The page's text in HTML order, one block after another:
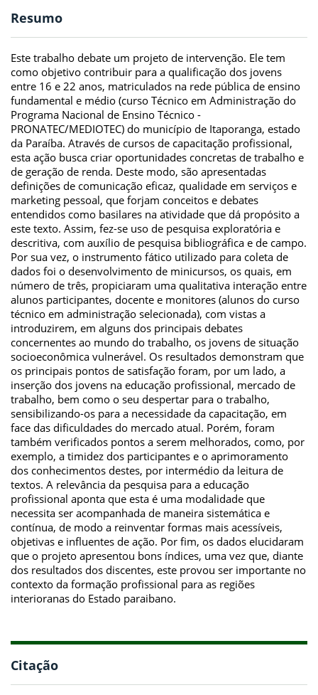
Resumo
Este trabalho debate um projeto de intervenção. Ele tem
como objetivo contribuir para a qualificação dos jovens
entre 16 e 22 anos, matriculados na rede pública de ensino
fundamental e médio (curso Técnico em Administração do
Programa Nacional de Ensino Técnico -
PRONATEC/MEDIOTEC) do município de Itaporanga, estado
da Paraíba. Através de cursos de capacitação profissional,
esta ação busca criar oportunidades concretas de trabalho e
de geração de renda. Deste modo, são apresentadas
definições de comunicação eficaz, qualidade em serviços e
marketing pessoal, que forjam conceitos e debates
entendidos como basilares na atividade que dá propósito a
este texto. Assim, fez-se uso de pesquisa exploratória e
descritiva, com auxílio de pesquisa bibliográfica e de campo.
Por sua vez, o instrumento fático utilizado para coleta de
dados foi o desenvolvimento de minicursos, os quais, em
número de três, propiciaram uma qualitativa interação entre
alunos participantes, docente e monitores (alunos do curso
técnico em administração selecionada), com vistas a
introduzirem, em alguns dos principais debates
concernentes ao mundo do trabalho, os jovens de situação
socioeconômica vulnerável. Os resultados demonstram que
os principais pontos de satisfação foram, por um lado, a
inserção dos jovens na educação profissional, mercado de
trabalho, bem como o seu despertar para o trabalho,
sensibilizando-os para a necessidade da capacitação, em
face das dificuldades do mercado atual. Porém, foram
também verificados pontos a serem melhorados, como, por
exemplo, a timidez dos participantes e o aprimoramento
dos conhecimentos destes, por intermédio da leitura de
textos. A relevância da pesquisa para a educação
profissional aponta que esta é uma modalidade que
necessita ser acompanhada de maneira sistemática e
contínua, de modo a reinventar formas mais acessíveis,
objetivas e influentes de ação. Por fim, os dados elucidaram
que o projeto apresentou bons índices, uma vez que, diante
dos resultados dos discentes, este provou ser importante no
contexto da formação profissional para as regiões
interioranas do Estado paraibano.
Citação